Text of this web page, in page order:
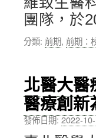
團隊，於
分類: 前期, 前期：
北醫大醫
醫療創新
發佈日期:2022-